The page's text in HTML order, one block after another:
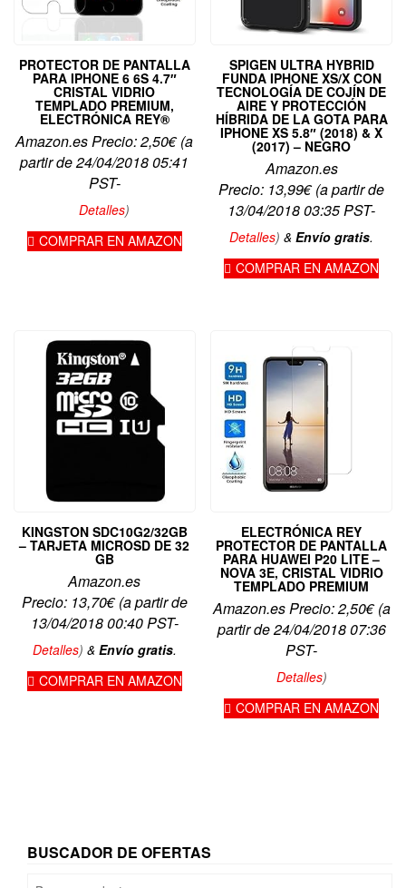
PROTECTOR DE PANTALLA
PARA IPHONE 6 6S 4.7″
CRISTAL VIDRIO
TEMPLADO PREMIUM,
ELECTRÓNICA REY®
Amazon.es Precio:2,50€(a
partir de 24/04/2018 05:41
PST-
Detalles)
COMPRAR EN AMAZON
SPIGEN ULTRA HYBRID
FUNDA IPHONE XS/X CON
TECNOLOGÍA DE COJÍN DE
AIRE Y PROTECCIÓN
HÍBRIDA DE LA GOTA PARA
IPHONE XS 5.8″ (2018) & X
(2017) – NEGRO
Amazon.es
Precio: 13,99€(a partir de
13/04/2018 03:35 PST-
Detalles)&Envío gratis.
COMPRAR EN AMAZON
KINGSTON SDC10G2/32GB
– TARJETA MICROSD DE 32
GB
Amazon.es
Precio: 13,70€(a partir de
13/04/2018 00:40 PST-
Detalles) & Envío gratis.
COMPRAR EN AMAZON
ELECTRÓNICA REY
PROTECTOR DE PANTALLA
PARA HUAWEI P20 LITE –
NOVA 3E, CRISTAL VIDRIO
TEMPLADO PREMIUM
Amazon.es Precio:2,50€(a
partir de 24/04/2018 07:36
PST-
Detalles)
COMPRAR EN AMAZON
BUSCADOR DE OFERTAS